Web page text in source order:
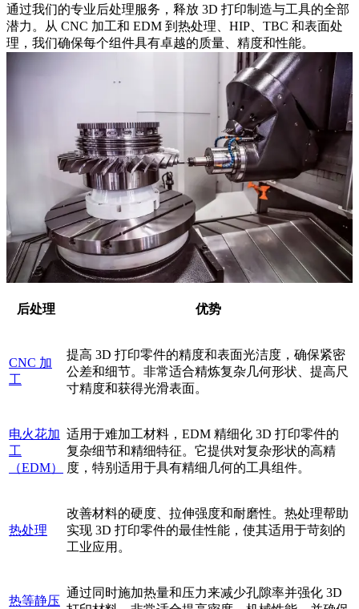
通过我们的专业后处理服务，释放 3D 打印制造与工具的全部
潜力。从 CNC 加工和 EDM 到热处理、HIP、TBC 和表面处
理，我们确保每个组件具有卓越的质量、精度和性能。
后处理 优势
CNC 加
工
提高 3D 打印零件的精度和表面光洁度，确保紧密
公差和细节。非常适合精炼复杂几何形状、提高尺
寸精度和获得光滑表面。
电火花加
工
（EDM）
适用于难加工材料，EDM 精细化 3D 打印零件的
复杂细节和精细特征。它提供对复杂形状的高精
度，特别适用于具有精细几何的工具组件。
热处理
改善材料的硬度、拉伸强度和耐磨性。热处理帮助
实现 3D 打印零件的最佳性能，使其适用于苛刻的
工业应用。
热等静压
通过同时施加热量和压力来减少孔隙率并强化 3D